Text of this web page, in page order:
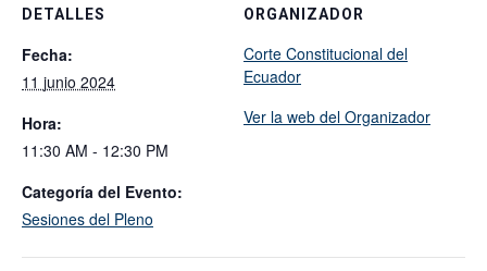
DETALLES
Fecha:
11 junio 2024
Hora:
11:30 AM - 12:30 PM
Categoría del Evento:
Sesiones del Pleno
ORGANIZADOR
Corte Constitucional del
Ecuador
Ver la web del Organizador